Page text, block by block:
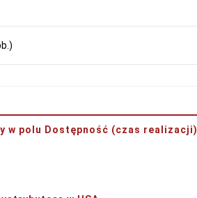
w polu Dostępność (czas realizacji)